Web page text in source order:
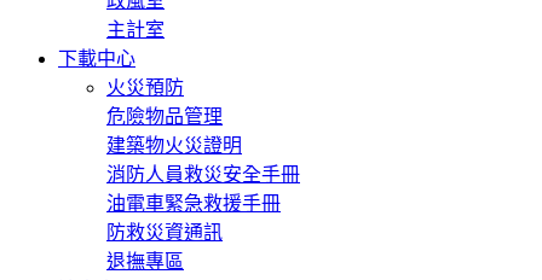
主計室
下載中心
火災預防
危險物品管理
建築物火災證明
消防人員救災安全手冊
油電車緊急救援手冊
防救災資通訊
退撫專區